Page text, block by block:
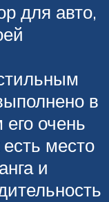
для авто,
в
очень
место
и